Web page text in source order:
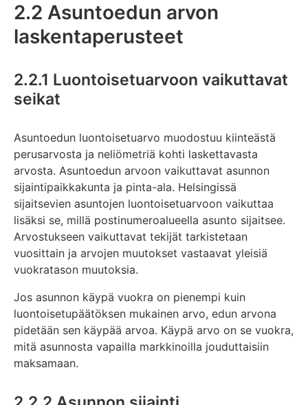
2.2 Asuntoedun arvon
laskentaperusteet
2.2.1 Luontoisetuarvoon vaikuttavat
seikat
Asuntoedun luontoisetuarvo muodostuu kiinteästä
perusarvosta ja neliömetriä kohti laskettavasta
arvosta. Asuntoedun arvoon vaikuttavat asunnon
sijaintipaikkakunta ja pinta-ala. Helsingissä
sijaitsevien asuntojen luontoisetuarvoon vaikuttaa
lisäksi se, millä postinumeroalueella asunto sijaitsee.
Arvostukseen vaikuttavat tekijät tarkistetaan
vuosittain ja arvojen muutokset vastaavat yleisiä
vuokratason muutoksia.
Jos asunnon käypä vuokra on pienempi kuin
luontoisetupäätöksen mukainen arvo, edun arvona
pidetään sen käypää arvoa. Käypä arvo on se vuokra,
mitä asunnosta vapailla markkinoilla jouduttaisiin
maksamaan.